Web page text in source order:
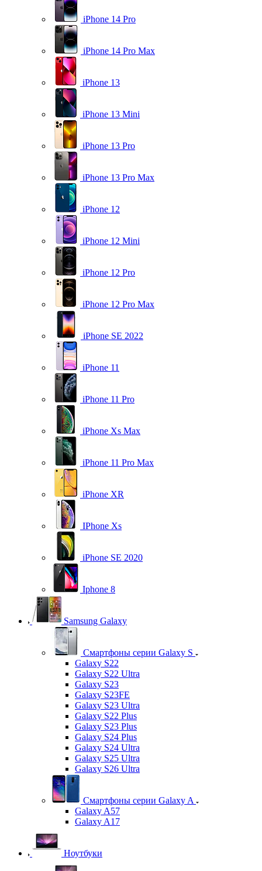
iPhone 14 Pro
iPhone 14 Pro Max
iPhone 13
iPhone 13 Mini
iPhone 13 Pro
iPhone 13 Pro Max
iPhone 12
iPhone 12 Mini
iPhone 12 Pro
iPhone 12 Pro Max
iPhone SE 2022
iPhone 11
iPhone 11 Pro
iPhone Xs Max
iPhone 11 Pro Max
iPhone XR
IPhone Xs
iPhone SE 2020
Iphone 8
Samsung Galaxy
Смартфоны серии Galaxy S
Galaxy S22
Galaxy S22 Ultra
Galaxy S23
Galaxy S23FE
Galaxy S23 Ultra
Galaxy S22 Plus
Galaxy S23 Plus
Galaxy S24 Plus
Galaxy S24 Ultra
Galaxy S25 Ultra
Galaxy S26 Ultra
Смартфоны серии Galaxy A
Galaxy A57
Galaxy A17
Ноутбуки